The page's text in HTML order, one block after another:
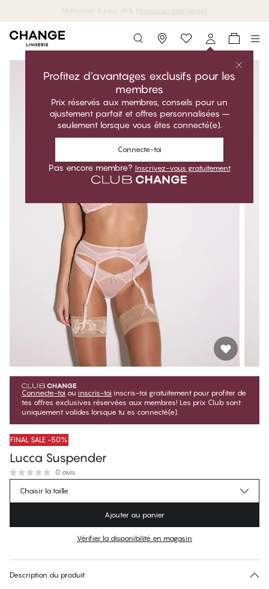
Storefinder
Profitez d’avantages exclusifs pour les
membres
Prix réservés aux membres, conseils pour un
ajustement parfait et offres personnalisées –
seulement lorsque vous êtes connecté(e).
Connecte-toi
Pas encore membre? Inscrivez-vous gratuitement
Connecte-toi ou inscris-toi inscris-toi gratuitement pour profiter de
tes offres exclusives réservées aux membres! Les prix Club sont
uniquement valides lorsque tu es connecté(e).
FINAL SALE -50%
Lucca Suspender
0 avis
$29.50Prix régulier
Pas de taille suggérée pour cet article
Choisir la taille
Ajouter au panier
Vérifier la disponibilité en magasin
Description du produit